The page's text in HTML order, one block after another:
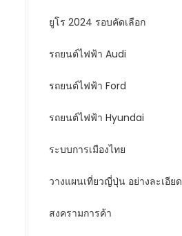
ยูโร 2024 รอบคัดเลือก
รถยนต์ไฟฟ้า Audi
รถยนต์ไฟฟ้า Ford
รถยนต์ไฟฟ้า Hyundai
ระบบการเมืองไทย
วางแผนเที่ยวญี่ปุ่น อย่างละเอียด
สงครามการค้า